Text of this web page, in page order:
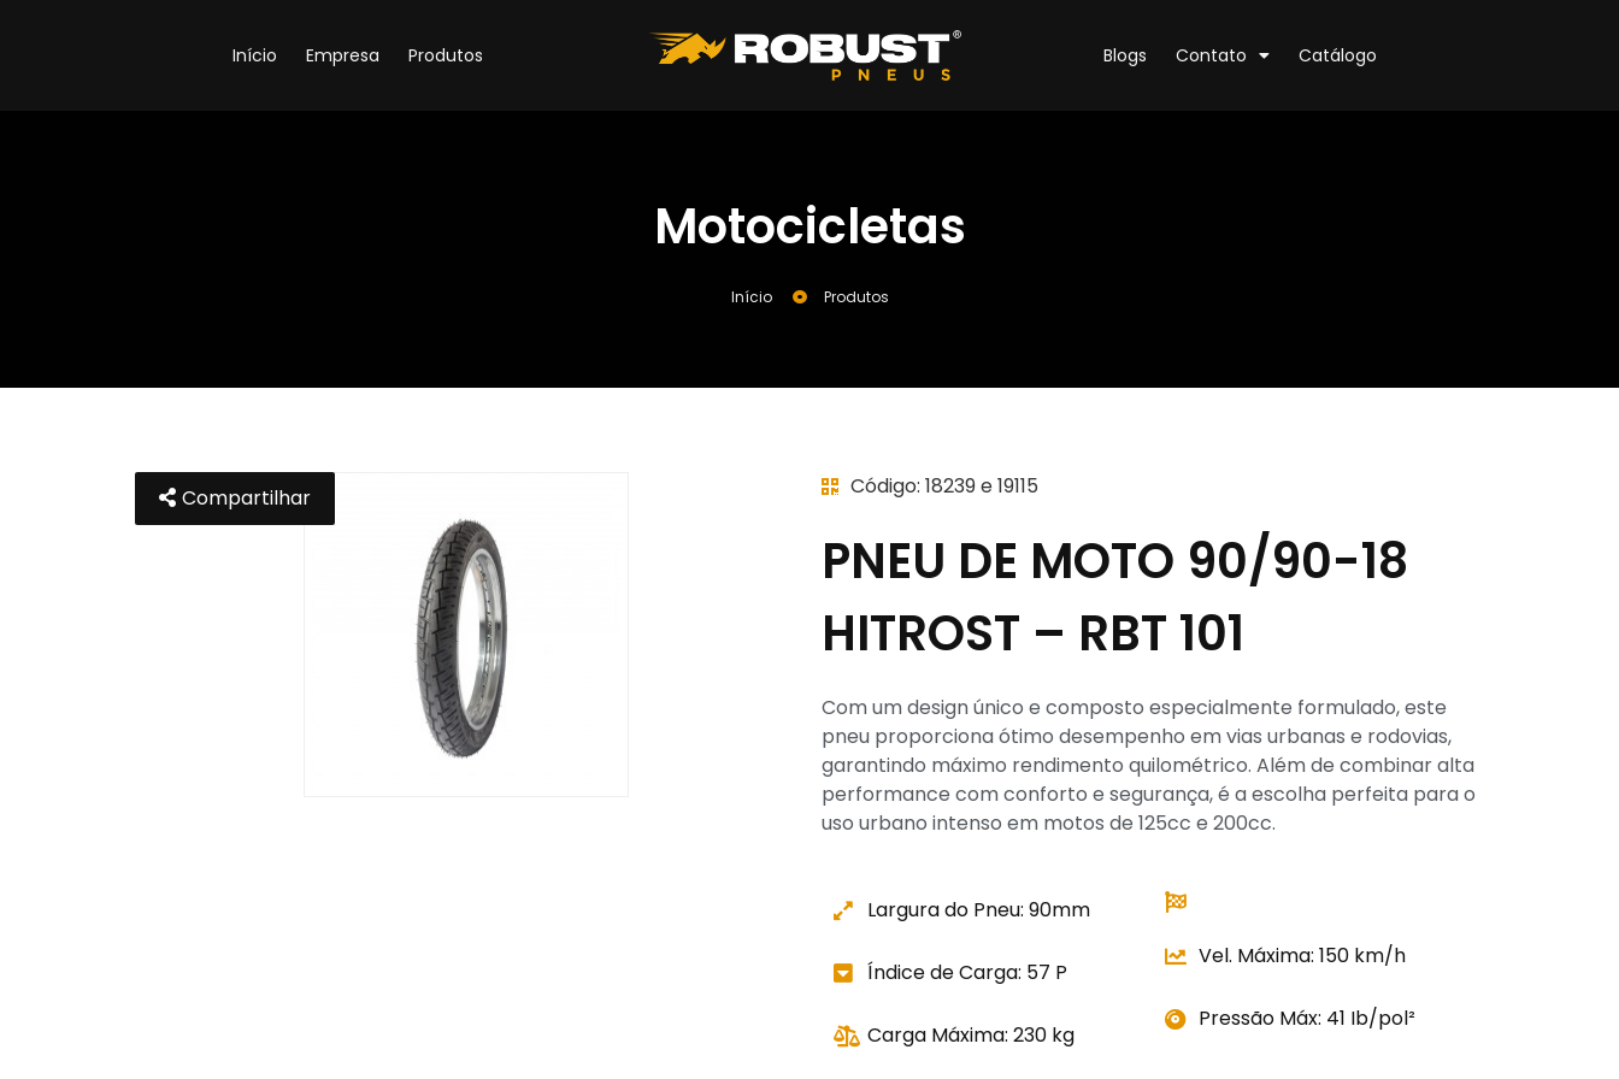
Início Empresa Produtos Blogs Contato Catálogo
Motocicletas
Início Produtos
Compartilhar Código: 18239 e 19115
PNEU DE MOTO 90/90-18
HITROST – RBT 101
Com um design único e composto especialmente formulado, este
pneu proporciona ótimo desempenho em vias urbanas e rodovias,
garantindo máximo rendimento quilométrico. Além de combinar alta
performance com conforto e segurança, é a escolha perfeita para o
uso urbano intenso em motos de 125cc e 200cc.
Largura do Pneu: 90mm
Índice de Carga: 57 P
Carga Máxima: 230 kg
Vel. Máxima: 150 km/h
Pressão Máx: 41 Ib/pol²